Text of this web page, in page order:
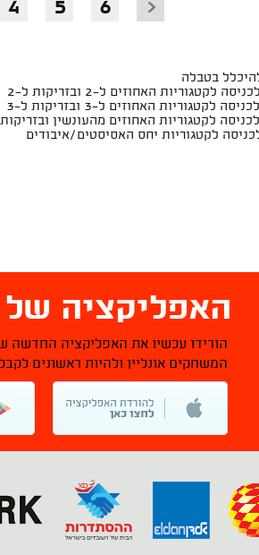
4 5 6
האפליקציה של
הורידו עכשיו את האפליקציה החדשה
המשחקים אונליין ולהיות ראשונים